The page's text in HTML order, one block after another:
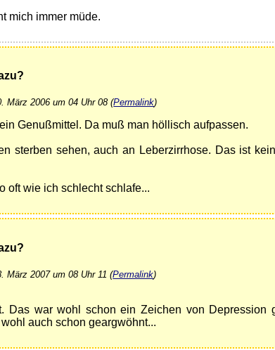
mich immer müde.
März 2006 um 04 Uhr 08 (Permalink)
Genußmittel. Da muß man höllisch aufpassen.
sterben sehen, auch an Leberzirrhose. Das ist
oft wie ich schlecht schlafe...
März 2007 um 08 Uhr 11 (Permalink)
Das war wohl schon ein Zeichen von Depression
auch schon geargwöhnt...